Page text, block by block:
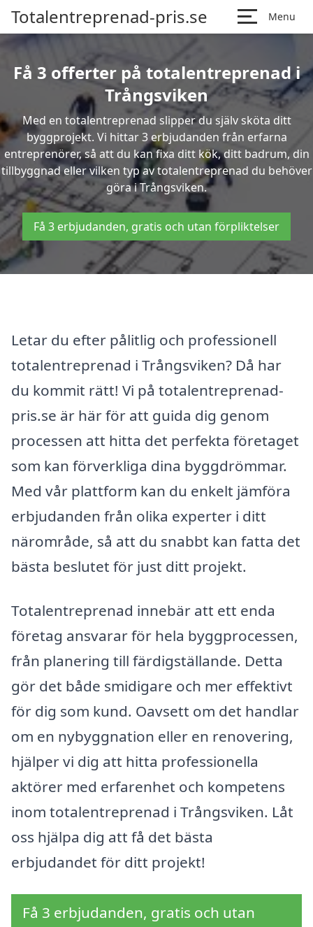
Totalentreprenad-pris.se Menu
Få 3 offerter på totalentreprenad i
Trångsviken
Med en totalentreprenad slipper du själv sköta ditt
byggprojekt. Vi hittar 3 erbjudanden från erfarna
entreprenörer, så att du kan fixa ditt kök, ditt badrum, din
tillbyggnad eller vilken typ av totalentreprenad du behöver
göra i Trångsviken.
Få 3 erbjudanden, gratis och utan förpliktelser
Letar du efter pålitlig och professionell
totalentreprenad i Trångsviken? Då har
du kommit rätt! Vi på totalentreprenad-
pris.se är här för att guida dig genom
processen att hitta det perfekta företaget
som kan förverkliga dina byggdrömmar.
Med vår plattform kan du enkelt jämföra
erbjudanden från olika experter i ditt
närområde, så att du snabbt kan fatta det
bästa beslutet för just ditt projekt.
Totalentreprenad innebär att ett enda
företag ansvarar för hela byggprocessen,
från planering till färdigställande. Detta
gör det både smidigare och mer effektivt
för dig som kund. Oavsett om det handlar
om en nybyggnation eller en renovering,
hjälper vi dig att hitta professionella
aktörer med erfarenhet och kompetens
inom totalentreprenad i Trångsviken. Låt
oss hjälpa dig att få det bästa
erbjudandet för ditt projekt!
Få 3 erbjudanden, gratis och utan